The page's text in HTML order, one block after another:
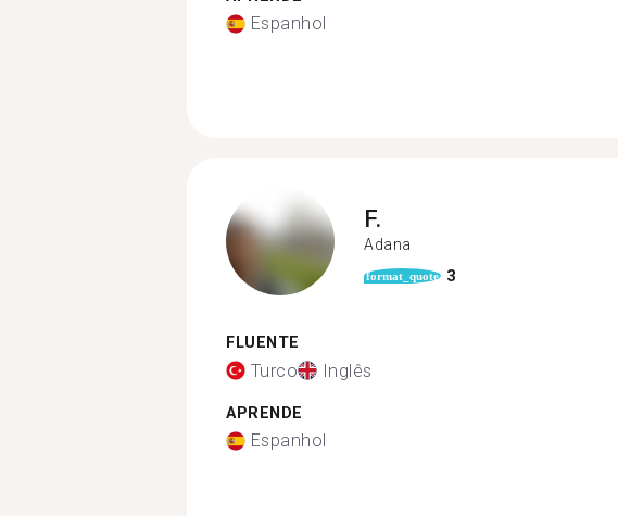
Espanhol
F.
Adana
format_quote 3
FLUENTE
Turco Inglês
APRENDE
Espanhol